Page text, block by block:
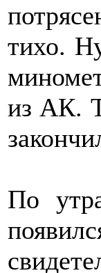
тихо.
из АК.
По